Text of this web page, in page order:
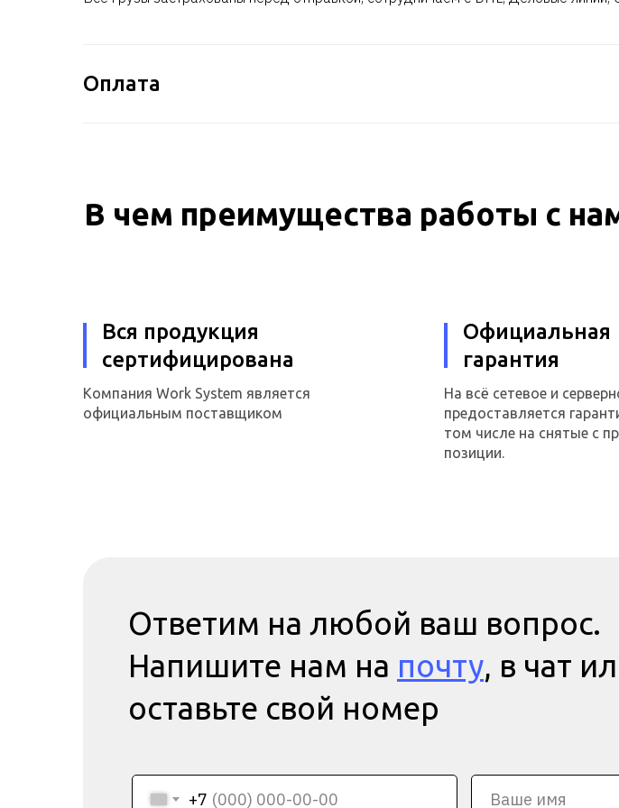
Оплата
В чем преимущества работы с
Вся продукция
сертифицирована
Компания Work System является
официальным поставщиком
Официальная
гарантия
На всё сетевое и
предоставляется
том числе на снятые с
позиции.
Ответим на любой ваш вопрос.
Напишите нам на почту, в чат
оставьте свой номер
+7